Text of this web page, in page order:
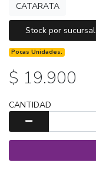
CATARATA
Stock por sucursal
Pocas Unidades.
$ 19.900
CANTIDAD